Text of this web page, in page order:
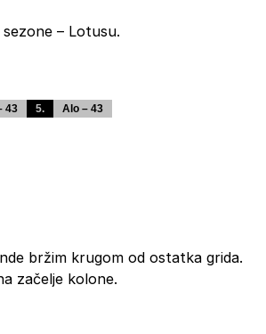
– Lotusu.
43 5. Alo – 43
bržim krugom od ostatka grida.
začelje kolone.